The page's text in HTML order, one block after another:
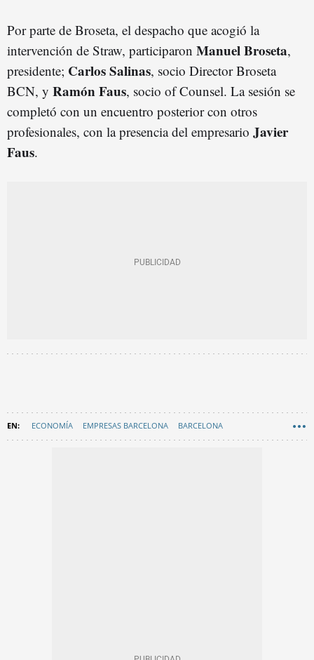
Por parte de Broseta, el despacho que acogió la
intervención de Straw, participaron Manuel Broseta,
presidente; Carlos Salinas, socio Director Broseta
BCN, y Ramón Faus, socio of Counsel. La sesión se
completó con un encuentro posterior con otros
profesionales, con la presencia del empresario Javier
Faus.
ECONOMÍA EMPRESAS BARCELONA BARCELONA